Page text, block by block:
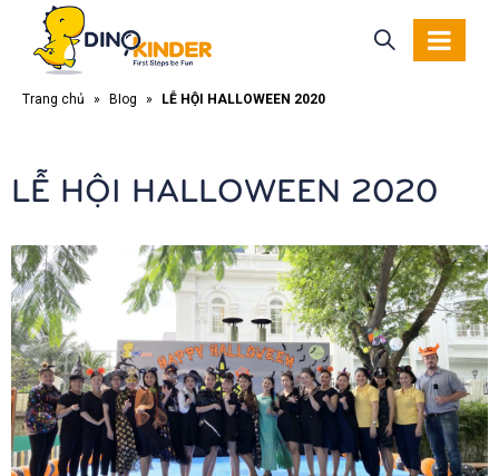
Trang chủ » Blog » LỄ HỘI HALLOWEEN 2020
LỄ HỘI HALLOWEEN 2020